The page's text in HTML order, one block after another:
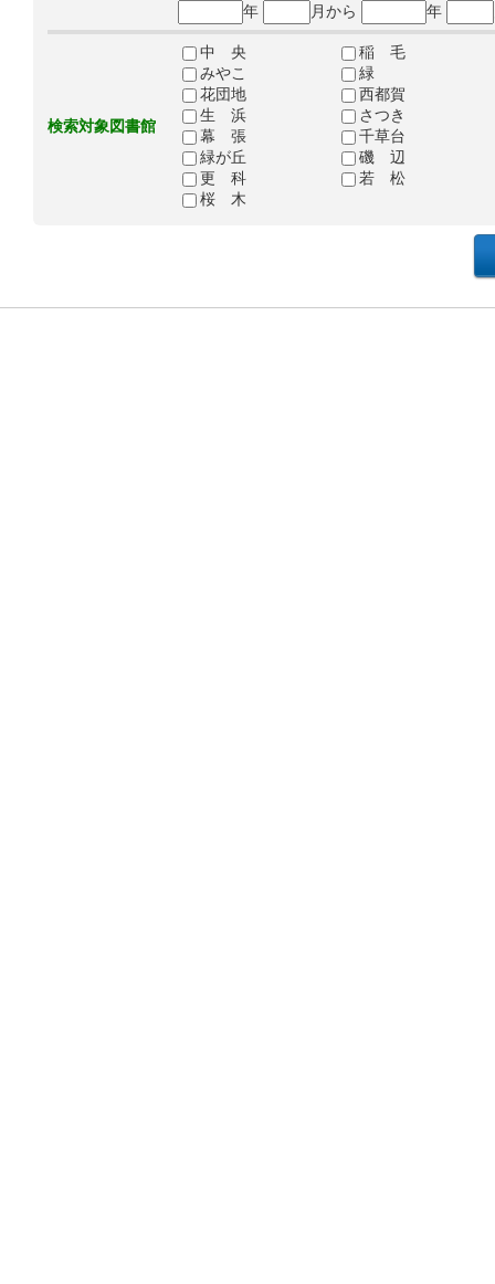
年
月から 年
検索対象図書館
中 央
稲 毛
みやこ
緑
花団地
西都賀
生 浜
さつき
幕 張
千草台
緑が丘
磯 辺
更 科
若 松
桜 木